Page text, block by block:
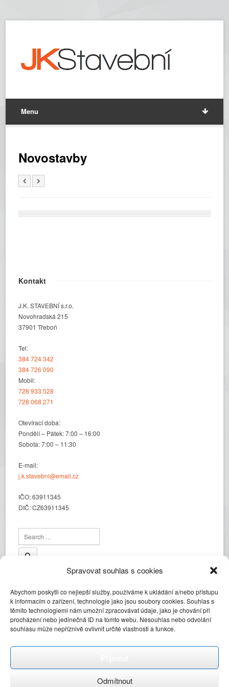
Spravovat souhlas s cookies
Abychom poskytli co nejlepší služby, používáme k ukládání a/nebo přístupu
k informacím o zařízení, technologie jako jsou soubory cookies. Souhlas s
těmito technologiemi nám umožní zpracovávat údaje, jako je chování při
procházení nebo jedinečná ID na tomto webu. Nesouhlas nebo odvolání
souhlasu může nepříznivě ovlivnit určité vlastnosti a funkce.
Odmítnout
Menu
Novostavby
Kontakt
J.K. STAVEBNÍ s.r.o.
Novohradská 215
37901 Třeboň
Tel:
384 724 342
384 726 090
Mobil:
728 933 528
728 068 271
Otevírací doba:
Pondělí – Pátek: 7:00 – 16:00
Sobota: 7:00 – 11:30
E-mail:
j.k.stavebni@email.cz
IČO: 63911345
DIČ: CZ63911345
Informace o zpracování osobních údajů
WPExplorer